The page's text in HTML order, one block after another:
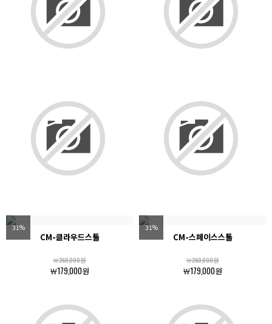
31%
CM-클라우드스툴
￦260,000원
￦179,000원
31%
CM-스페이스스툴
￦260,000원
￦179,000원